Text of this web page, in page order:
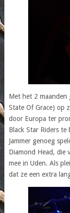
Met het 2 maanden
State Of Grace) op
door Europa ter
Black Star Riders
Jammer genoeg
Diamond Head, die
mee in Uden. Als
dat ze een extra